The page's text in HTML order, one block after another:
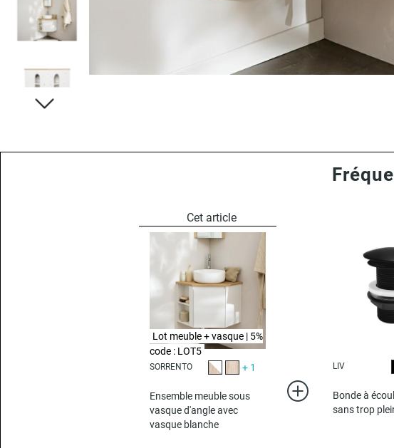
SORRENTO
Chêne et blanc
Décor chêne
+ 1
Ensemble meuble sous
vasque d'angle avec
vasque blanche
Lot meuble + vasque | 5%
code : LOT5
LIV
Bonde à
sans trop